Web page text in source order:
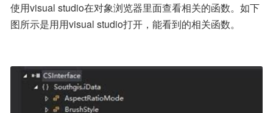
使用visual studio在对象浏览器里面查看相关的函数。如下
图所示是用用visual studio打开，能看到的相关函数。